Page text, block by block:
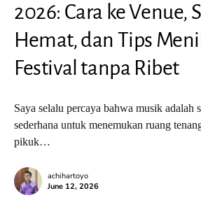
2026: Cara ke Venue,
Hemat, dan Tips
Festival tanpa Ribet
Saya selalu percaya bahwa musik adalah
sederhana untuk menemukan ruang
pikuk…
achihartoyo
June 12, 2026